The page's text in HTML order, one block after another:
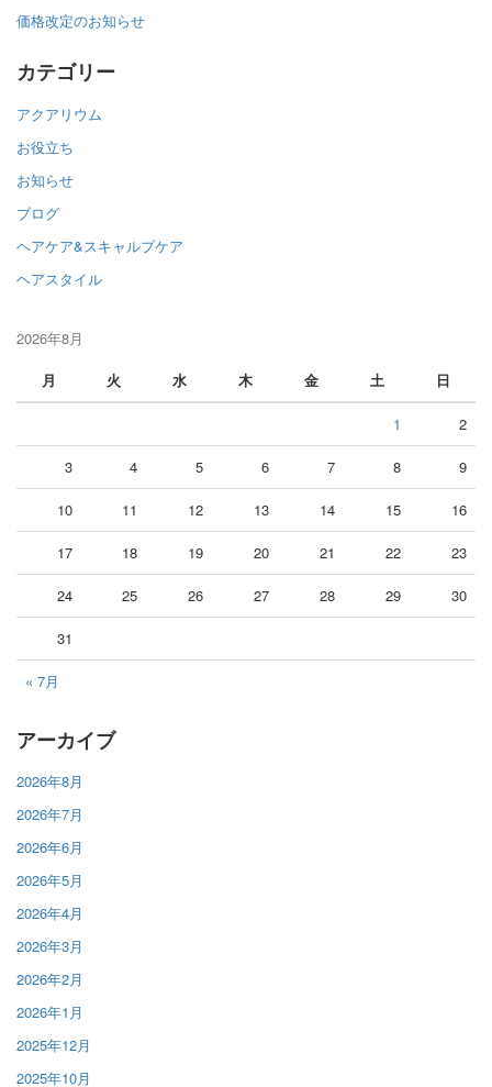
価格改定のお知らせ
カテゴリー
アクアリウム
お役立ち
お知らせ
ブログ
ヘアケア&スキャルプケア
ヘアスタイル
2026年8月
月
火 水 木 金 土 日
« 7月
1 2
3 4 5 6 7 8 9
10 11 12 13 14 15 16
17 18 19 20 21 22 23
24 25 26 27 28 29 30
31
アーカイブ
2026年8月
2026年7月
2026年6月
2026年5月
2026年4月
2026年3月
2026年2月
2026年1月
2025年12月
2025年10月